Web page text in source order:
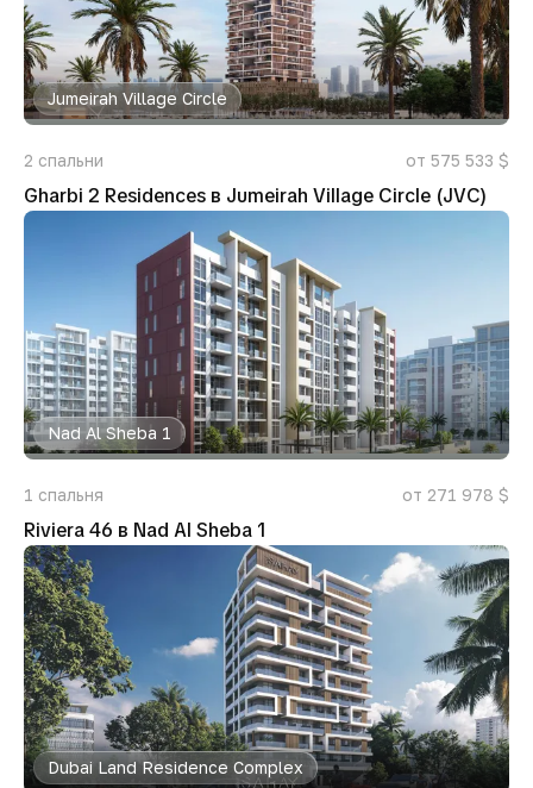
Jumeirah Village Circle
2 спальни от 575 533 $
Gharbi 2 Residences в Jumeirah Village Circle (JVC)
Nad Al Sheba 1
1 спальня от 271 978 $
Riviera 46 в Nad Al Sheba 1
Dubai Land Residence Complex